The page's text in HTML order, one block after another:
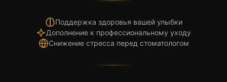
Поддержка здоровья вашей улыбки
Дополнение к профессиональному уходу
Снижение стресса перед стоматологом